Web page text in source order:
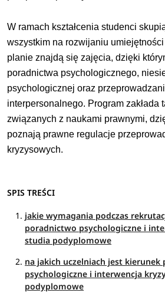
W ramach kształcenia studenci
wszystkim na rozwijaniu
planie znajdą się zajęcia, dzięki
poradnictwa psychologicznego,
psychologicznej oraz
interpersonalnego. Program zakłada
związanych z naukami prawnymi,
poznają prawne regulacje
kryzysowych.
SPIS TREŚCI
jakie wymagania podczas
poradnictwo psychologiczne i
studia podyplomowe
na jakich uczelniach jest kierunek
psychologiczne i interwencja
podyplomowe